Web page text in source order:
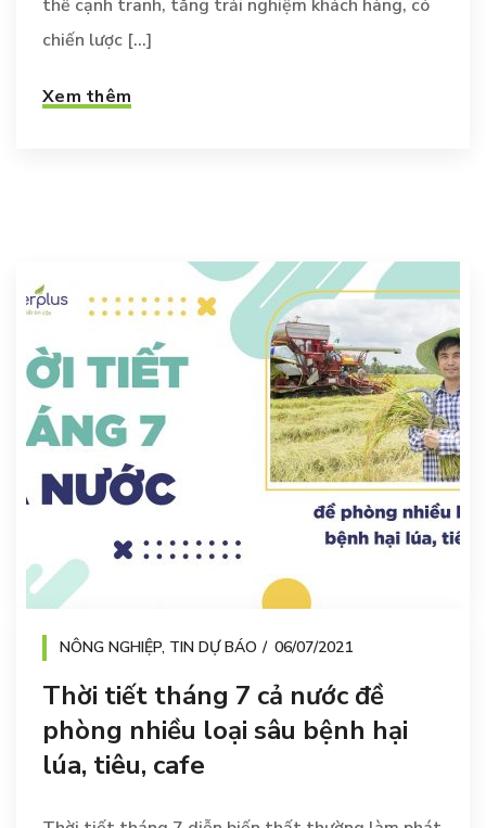
thế cạnh tranh, tăng trải nghiệm khách hàng, có
chiến lược [...]
Xem thêm
NÔNG NGHIỆP, TIN DỰ BÁO 06/07/2021
Thời tiết tháng 7 cả nước đề
phòng nhiều loại sâu bệnh hại
lúa, tiêu, cafe